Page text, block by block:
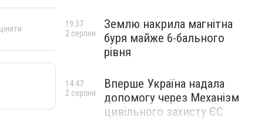
Землю накрила магнітна
буря майже 6-бального
рівня
19:37
2 серпня
Вперше Україна надала
допомогу через Механізм
цивільного захисту ЄС
14:47
2 серпня